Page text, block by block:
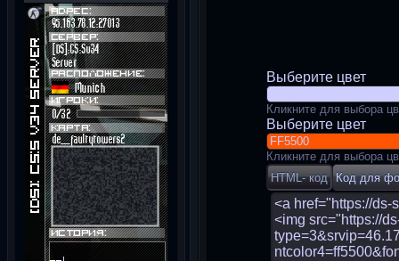
Выберите цвет
Кликните для выбора
Выберите цвет
Кликните для выбора